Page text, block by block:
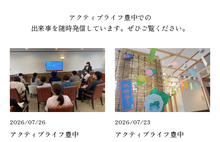
アクティブライフ豊中での
出来事を随時発信しています。ぜひご覧ください。
2026/07/26
アクティブライフ豊中
2026/07/23
アクティブライフ豊中